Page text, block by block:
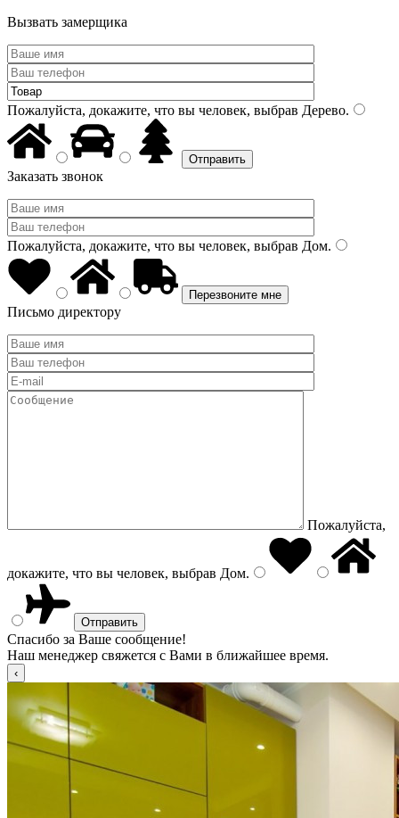
Вызвать замерщика
Пожалуйста, докажите, что вы человек, выбрав Дерево.
Заказать звонок
Пожалуйста, докажите, что вы человек, выбрав Дом.
Письмо директору
Пожалуйста,
докажите, что вы человек, выбрав Дом.
Спасибо за Ваше сообщение!
Наш менеджер свяжется с Вами в ближайшее время.